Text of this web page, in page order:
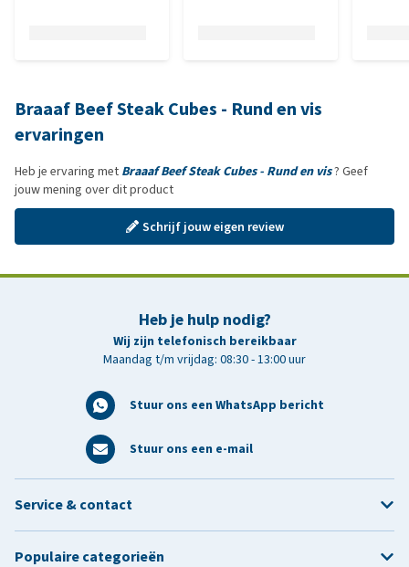
Braaaf Beef Steak Cubes - Rund en vis
ervaringen
Heb je ervaring met Braaaf Beef Steak Cubes - Rund en vis? Geef
jouw mening over dit product
Schrijf jouw eigen review
Heb je hulp nodig?
Wij zijn telefonisch bereikbaar
Maandag t/m vrijdag: 08:30 - 13:00 uur
Stuur ons een WhatsApp bericht
Stuur ons een e-mail
Service & contact
Populaire categorieën